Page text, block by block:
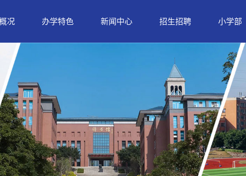
况 办学特色 新闻中心 招生招聘 小学部